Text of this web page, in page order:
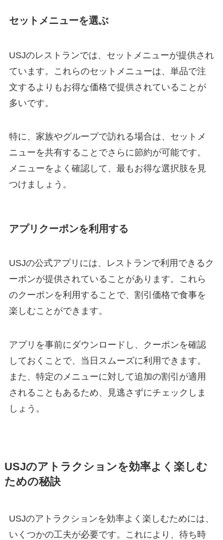
セットメニューを選ぶ
USJのレストランでは、セットメニューが提供され
ています。これらのセットメニューは、単品で注
文するよりもお得な価格で提供されていることが
多いです。
特に、家族やグループで訪れる場合は、セットメ
ニューを共有することでさらに節約が可能です。
メニューをよく確認して、最もお得な選択肢を見
つけましょう。
アプリクーポンを利用する
USJの公式アプリには、レストランで利用できるク
ーポンが提供されていることがあります。これら
のクーポンを利用することで、割引価格で食事を
楽しむことができます。
アプリを事前にダウンロードし、クーポンを確認
しておくことで、当日スムーズに利用できます。
また、特定のメニューに対して追加の割引が適用
されることもあるため、見逃さずにチェックしま
しょう。
USJのアトラクションを効率よく楽しむ
ための秘訣
USJのアトラクションを効率よく楽しむためには、
いくつかの工夫が必要です。これにより、待ち時